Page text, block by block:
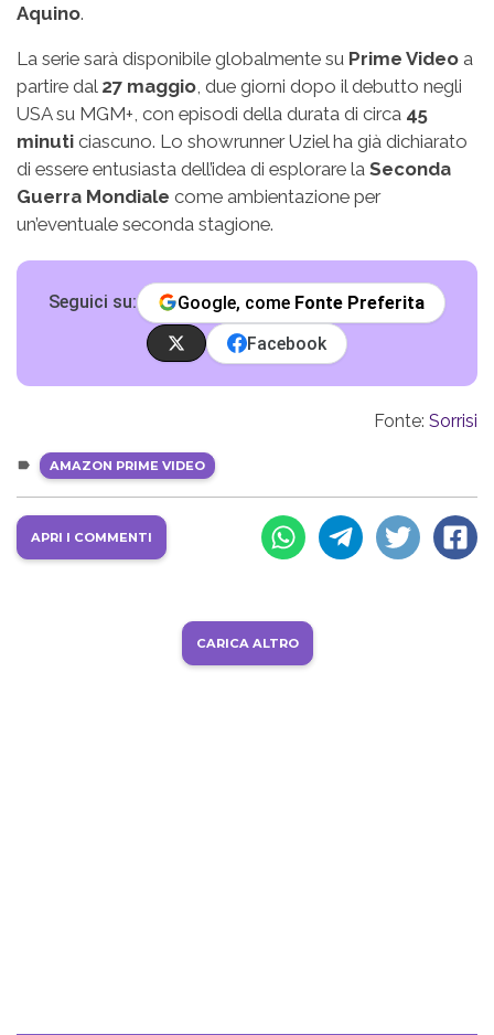
Aquino.
La serie sarà disponibile globalmente su Prime Video a
partire dal 27 maggio , due giorni dopo il debutto negli
USA su MGM+, con episodi della durata di circa 45
minuti ciascuno. Lo showrunner Uziel ha già dichiarato
di essere entusiasta dell’idea di esplorare la Seconda
Guerra Mondiale come ambientazione per
un’eventuale seconda stagione.
Seguici su: Google, come Fonte Preferita
Facebook
Fonte: Sorrisi
AMAZON PRIME VIDEO
APRI I COMMENTI
CARICA ALTRO